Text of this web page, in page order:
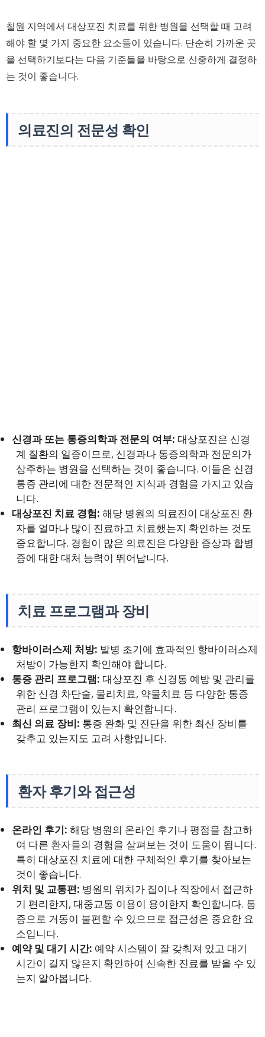
칠원 지역에서 대상포진 치료를 위한 병원을 선택할 때 고려
해야 할 몇 가지 중요한 요소들이 있습니다. 단순히 가까운 곳
을 선택하기보다는 다음 기준들을 바탕으로 신중하게 결정하
는 것이 좋습니다.
의료진의 전문성 확인
신경과 또는 통증의학과 전문의 여부: 대상포진은 신경
계 질환의 일종이므로, 신경과나 통증의학과 전문의가
상주하는 병원을 선택하는 것이 좋습니다. 이들은 신경
통증 관리에 대한 전문적인 지식과 경험을 가지고 있습
니다.
대상포진 치료 경험: 해당 병원의 의료진이 대상포진 환
자를 얼마나 많이 진료하고 치료했는지 확인하는 것도
중요합니다. 경험이 많은 의료진은 다양한 증상과 합병
증에 대한 대처 능력이 뛰어납니다.
치료 프로그램과 장비
항바이러스제 처방: 발병 초기에 효과적인 항바이러스제
처방이 가능한지 확인해야 합니다.
통증 관리 프로그램: 대상포진 후 신경통 예방 및 관리를
위한 신경 차단술, 물리치료, 약물치료 등 다양한 통증
관리 프로그램이 있는지 확인합니다.
최신 의료 장비: 통증 완화 및 진단을 위한 최신 장비를
갖추고 있는지도 고려 사항입니다.
환자 후기와 접근성
온라인 후기: 해당 병원의 온라인 후기나 평점을 참고하
여 다른 환자들의 경험을 살펴보는 것이 도움이 됩니다.
특히 대상포진 치료에 대한 구체적인 후기를 찾아보는
것이 좋습니다.
위치 및 교통편: 병원의 위치가 집이나 직장에서 접근하
기 편리한지, 대중교통 이용이 용이한지 확인합니다. 통
증으로 거동이 불편할 수 있으므로 접근성은 중요한 요
소입니다.
예약 및 대기 시간: 예약 시스템이 잘 갖춰져 있고 대기
시간이 길지 않은지 확인하여 신속한 진료를 받을 수 있
는지 알아봅니다.